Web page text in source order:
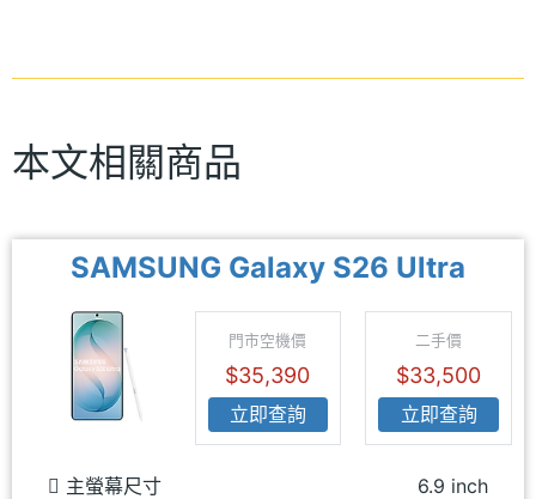
本文相關商品
SAMSUNG Galaxy S26 Ultra
門市空機價
$35,390
立即查詢
二手價
$33,500
立即查詢
主螢幕尺寸 6.9 inch